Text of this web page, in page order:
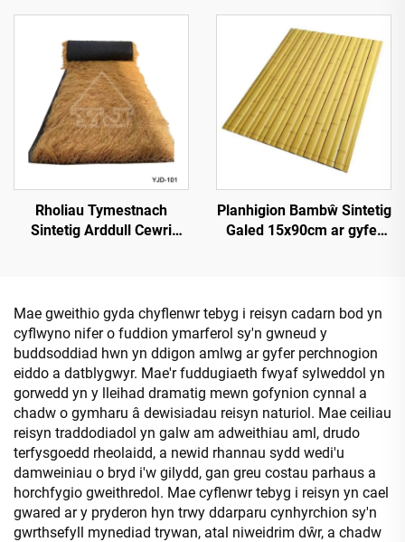
Gwell Gwrthsefyll Tân
Rholiau Tymestnach
Sintetig Arddull Cewri
Planhigion Bambŵ Sintetig
Galed 15x90cm ar gyfer
Mae gweithio gyda chyflenwr tebyg i reisyn cadarn bod yn
cyflwyno nifer o fuddion ymarferol sy'n gwneud y
buddsoddiad hwn yn ddigon amlwg ar gyfer perchnogion
eiddo a datblygwyr. Mae'r fuddugiaeth fwyaf sylweddol yn
gorwedd yn y lleihad dramatig mewn gofynion cynnal a
chadw o gymharu â dewisiadau reisyn naturiol. Mae ceiliau
reisyn traddodiadol yn galw am adweithiau aml, drudo
terfysgoedd rheolaidd, a newid rhannau sydd wedi'u
damweiniau o bryd i'w gilydd, gan greu costau parhaus a
horchfygio gweithredol. Mae cyflenwr tebyg i reisyn yn cael
gwared ar y pryderon hyn trwy ddarparu cynhyrchion sy'n
gwrthsefyll mynediad trywan, atal niweidrim dŵr, a chadw